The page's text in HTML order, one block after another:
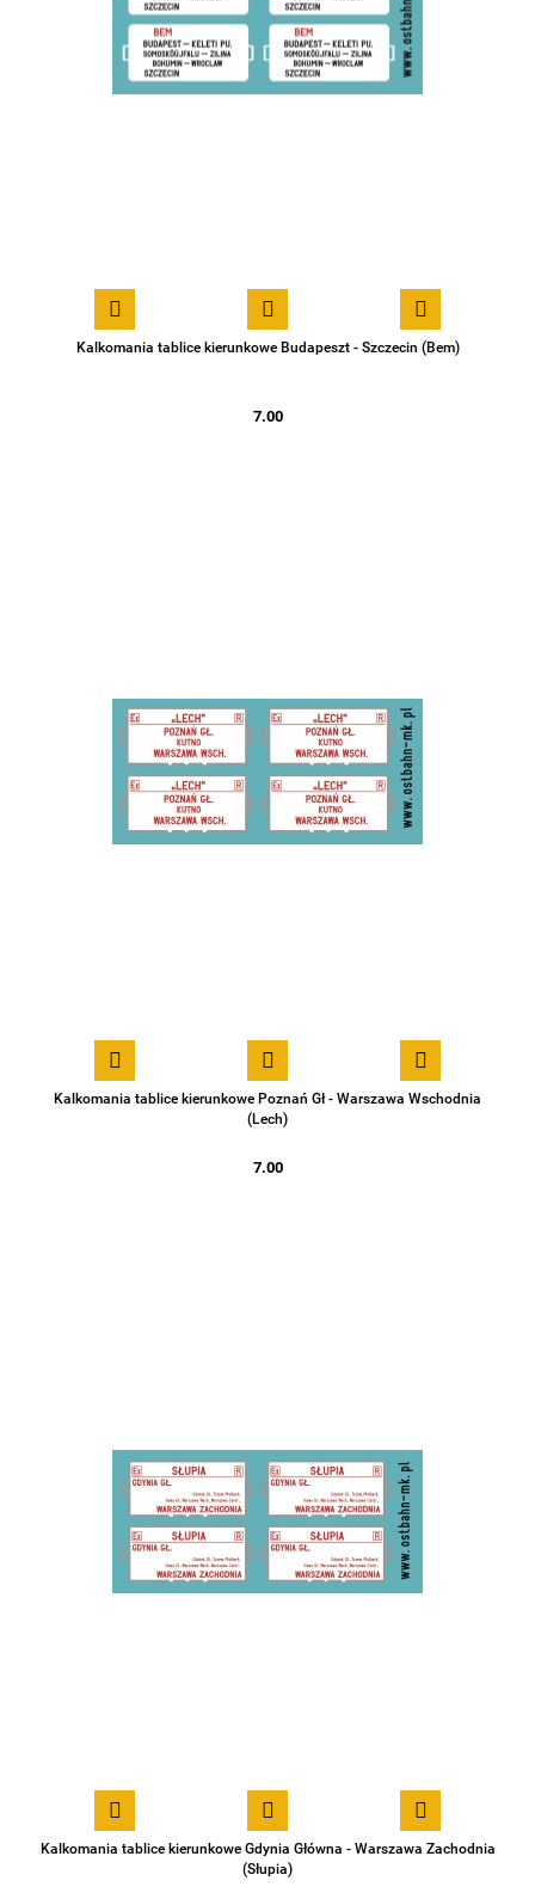
Kalkomania tablice kierunkowe Budapeszt - Szczecin (Bem)
7.00
Kalkomania tablice kierunkowe Poznań Gł - Warszawa Wschodnia
(Lech)
7.00
Kalkomania tablice kierunkowe Gdynia Główna - Warszawa Zachodnia
(Słupia)